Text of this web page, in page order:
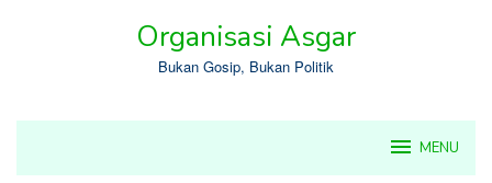
Organisasi Asgar
Bukan Gosip, Bukan Politik
MENU